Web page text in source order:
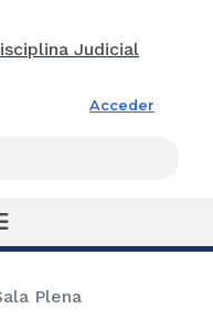
Acceder
Plena